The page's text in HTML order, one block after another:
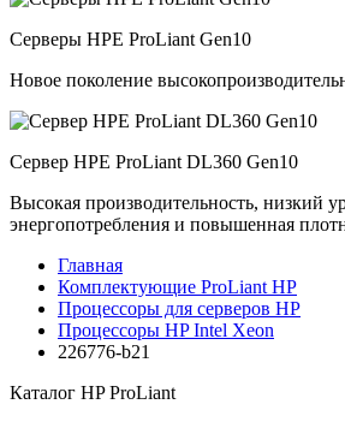
Серверы HPE ProLiant Gen10
Новое поколение
Сервер HPE ProLiant DL360 Gen10
Высокая производительность, низкий
энергопотребления и повышенная
Главная
Комплектующие ProLiant HP
Процессоры для серверов HP
Процессоры HP Intel Xeon
226776-b21
Каталог HP ProLiant